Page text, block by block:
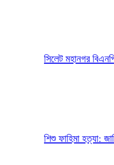
সিলেট মহানগর
শিশু ফাহিমা হত্যা: